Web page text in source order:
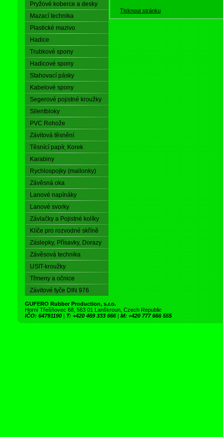
Pryžové koberce a desky
Mazací technika
Plastické mazivo
Hadice
Trubkové spony
Hadicové spony
Stahovací pásky
Kabelové spony
Segerové pojistné kroužky
Silentbloky
PVC Rohože
Závitová těsnění
Těsnící papír, Korek
Karabiny
Rychlospojky (mailonky)
Závěsná oka
Lanové napínáky
Lanové svorky
Závlačky a Pojistné kolíky
Klíče pro rozvodné skříně
Záslepky, Přísavky, Dorazy
Závěsová technika
USIT-kroužky
Třmeny a očnice
Závitové tyče DIN 976
Tisknout stránku
GUFERO Rubber Production, s.r.o.
Horní Třešňovec 68, 563 01 Lanškroun, Czech Republic
IČO: 64791190 | T: +420 469 333 666 | M: +420 777 666 555